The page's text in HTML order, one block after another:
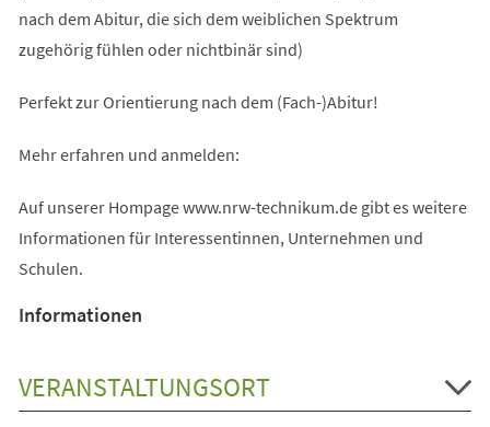
nach dem Abitur, die sich dem weiblichen Spektrum
zugehörig fühlen oder nichtbinär sind)
Perfekt zur Orientierung nach dem (Fach-)Abitur!
Mehr erfahren und anmelden:
Auf unserer Hompage www.nrw-technikum.de gibt es weitere
Informationen für Interessentinnen, Unternehmen und
Schulen.
Informationen
VERANSTALTUNGSORT